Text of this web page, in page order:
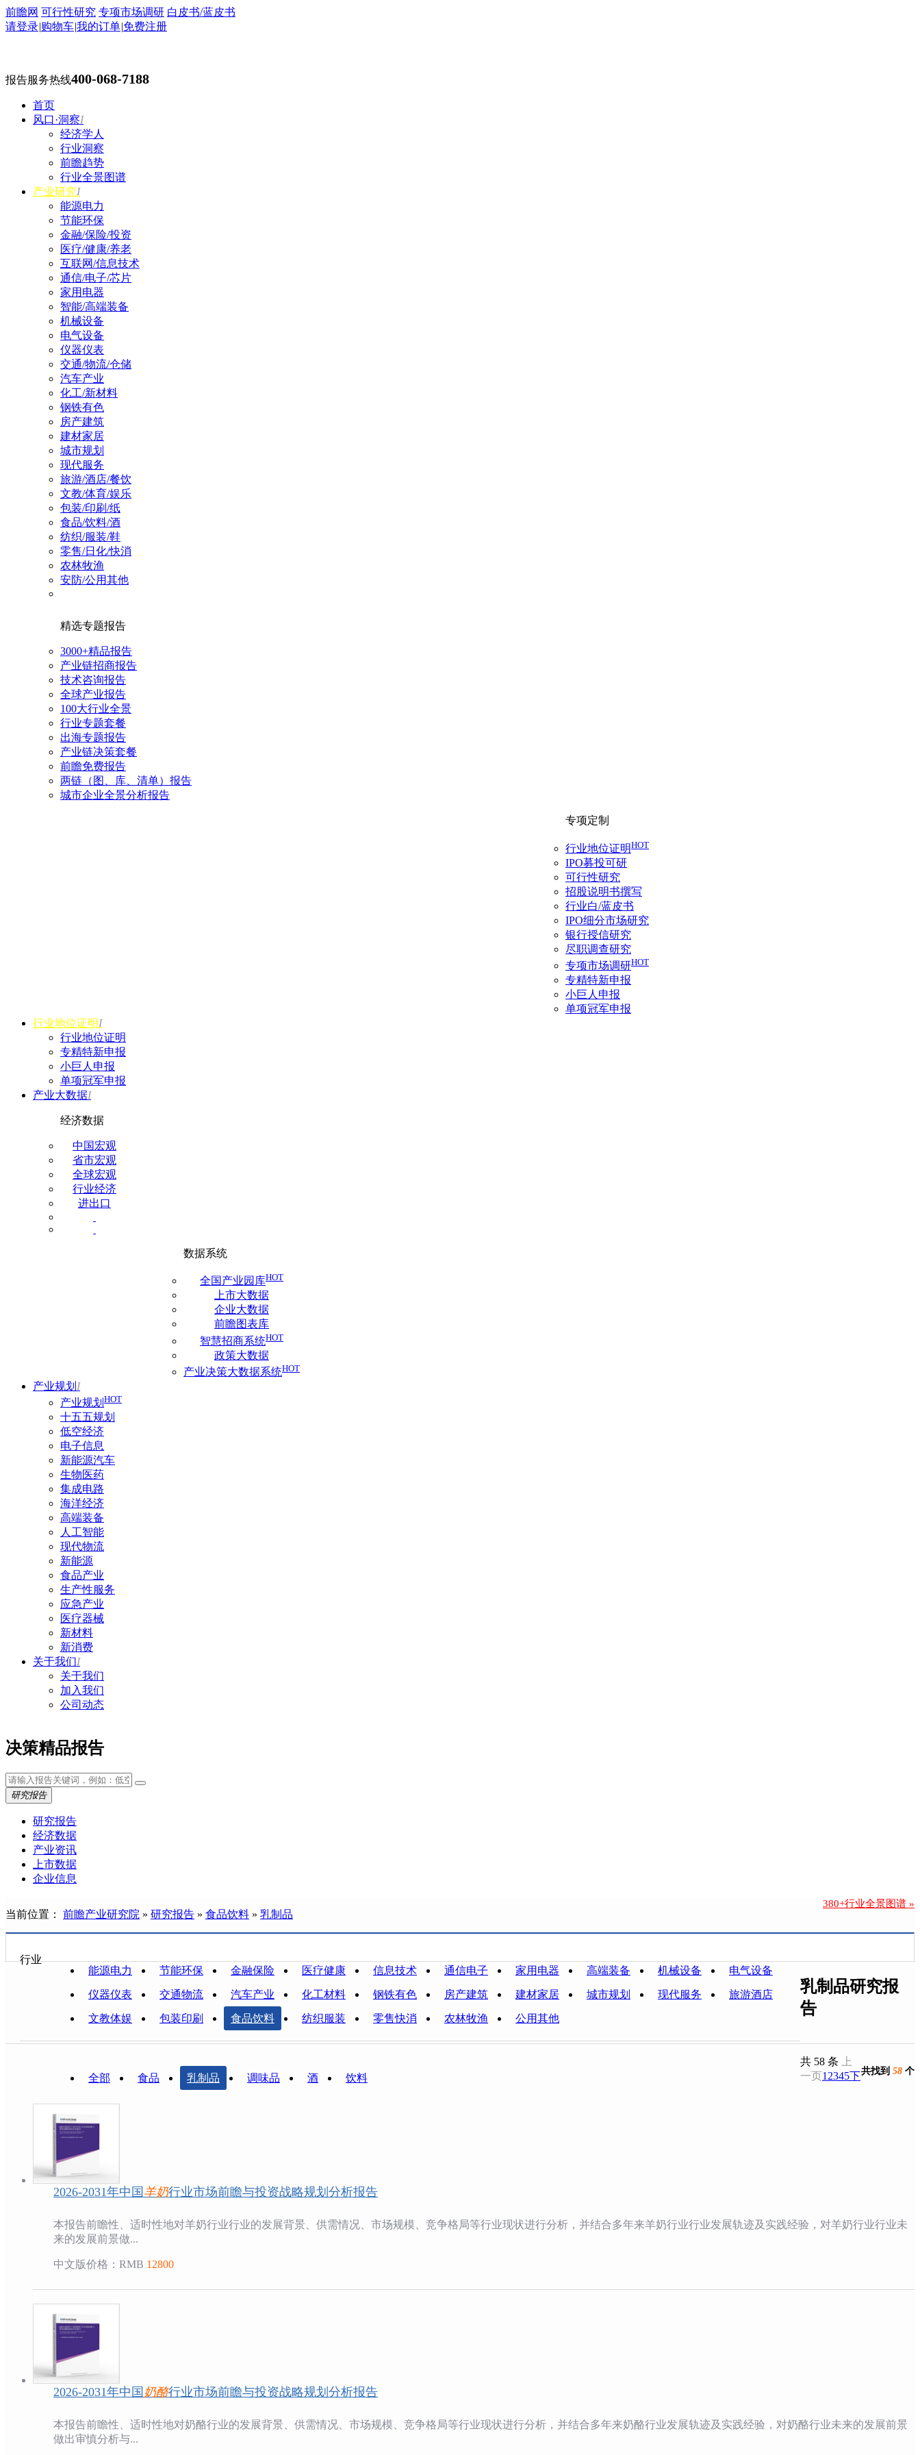
前瞻网 可行性研究 专项市场调研 白皮书/蓝皮书
请登录|购物车|我的订单|免费注册
报告服务热线400-068-7188
首页
风口·洞察I
经济学人
行业洞察
前瞻趋势
行业全景图谱
产业研究I
能源电力
节能环保
金融/保险/投资
医疗/健康/养老
互联网/信息技术
通信/电子/芯片
家用电器
智能/高端装备
机械设备
电气设备
仪器仪表
交通/物流/仓储
汽车产业
化工/新材料
钢铁有色
房产建筑
建材家居
城市规划
现代服务
旅游/酒店/餐饮
文教/体育/娱乐
包装/印刷/纸
食品/饮料/酒
纺织/服装/鞋
零售/日化/快消
农林牧渔
安防/公用其他
精选专题报告
3000+精品报告
产业链招商报告
技术咨询报告
全球产业报告
100大行业全景
行业专题套餐
出海专题报告
产业链决策套餐
前瞻免费报告
两链（图、库、清单）报告
城市企业全景分析报告
专项定制
行业地位证明HOT
IPO募投可研
可行性研究
招股说明书撰写
行业白/蓝皮书
IPO细分市场研究
银行授信研究
尽职调查研究
专项市场调研HOT
专精特新申报
小巨人申报
单项冠军申报
行业地位证明I
行业地位证明
专精特新申报
小巨人申报
单项冠军申报
产业大数据I
经济数据
中国宏观
省市宏观
全球宏观
行业经济
进出口
数据系统
全国产业园库HOT
上市大数据
企业大数据
前瞻图表库
智慧招商系统HOT
政策大数据
产业决策大数据系统HOT
产业规划 I
产业规划 HOT
十五五规划
低空经济
电子信息
新能源汽车
生物医药
集成电路
海洋经济
高端装备
人工智能
现代物流
新能源
食品产业
生产性服务
应急产业
医疗器械
新材料
新消费
关于我们I
关于我们
加入我们
公司动态
决策精品报告
研究报告
研究报告
经济数据
产业资讯
上市数据
企业信息
380+行业全景图谱 »
当前位置： 前瞻产业研究院 » 研究报告 » 食品饮料 » 乳制品
行业
能源电力
节能环保 金融保险 医疗健康 信息技术 通信电子 家用电器 高端装备 机械设备 电气设备
仪器仪表 交通物流 汽车产业 化工材料 钢铁有色 房产建筑 建材家居 城市规划 现代服务 旅游酒店
文教体娱 包装印刷 食品饮料 纺织服装 零售快消 农林牧渔 公用其他
全部 食品 乳制品 调味品 酒 饮料
乳制品研究报
告
共找到 58 个
2026-2031年中国 羊奶行业市场前瞻与投资战略规划分析报告
本报告前瞻性、适时性地对羊奶行业行业的发展背景、供需情况、市场规模、竞争格局等行业现状进行分析，并结合多年来羊奶行业行业发展轨迹及实践经验，对羊奶行业行业未
来的发展前景做...
中文版价格：RMB 12800
2026-2031年中国 奶酪行业市场前瞻与投资战略规划分析报告
本报告前瞻性、适时性地对奶酪行业的发展背景、供需情况、市场规模、竞争格局等行业现状进行分析，并结合多年来奶酪行业发展轨迹及实践经验，对奶酪行业未来的发展前景
做出审慎分析与...
共 58 条
上
一页1 2345下